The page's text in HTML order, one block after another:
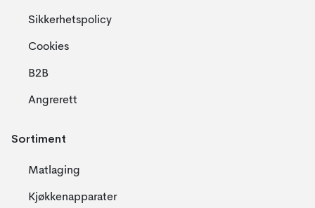
Sikkerhetspolicy
Cookies
B2B
Angrerett
Sortiment
Matlaging
Kjøkkenapparater